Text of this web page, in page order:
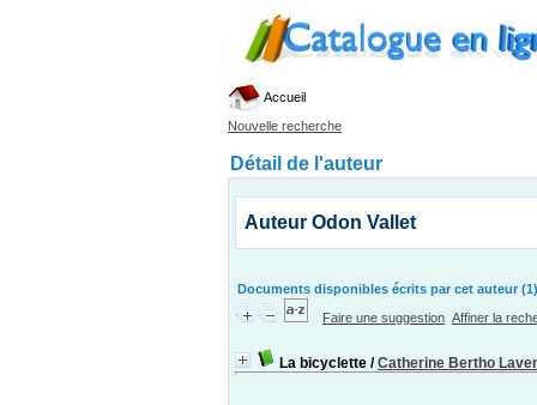
Accueil
Nouvelle recherche
Détail de l'auteur
Auteur Odon Vallet
Documents disponibles écrits par cet auteur (1)
Faire une suggestion Affiner la
La bicyclette /Catherine Bertho